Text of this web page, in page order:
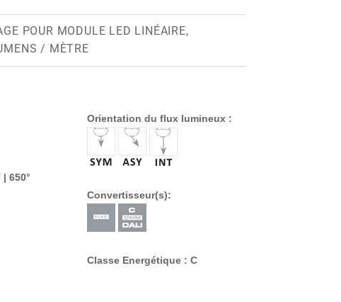
POUR MODULE LED LINÉAIRE,
/ MÈTRE
650°
Orientation du flux lumineux :
Convertisseur(s):
Classe Energétique : C